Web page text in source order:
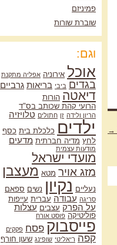
→
פמיניזם
שוברת שורות
וגם:
אוכל אירוניה אפליה מתקנת
בגדים ביבי בריאות גרביים
דיאטה הורות
הרועי קהת שכותב בס"ד
הריון ולידה זן חתולים טלויזיה
ילדים כלכלת בית כסף
לחץ מדיה חברתית מדעים
מודעות עצמית
מועדי ישראל
מזג אויר מטא מעצבן
נעליים נקיון נשים ספאם
סריגה עבודה עברית עייפות
על הפרק עצבים עצלות
פוליטיקה פוסט אורח
פייסבוק פסח פקקים
קפה ריאליטי שופינג שעון חורף